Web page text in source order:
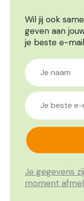
Wil jij ook
geven aan
je beste e-
Je gegevens
moment